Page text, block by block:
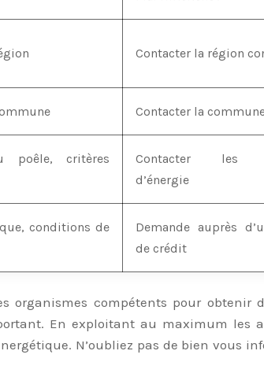
Contacter la région
Contacter la
poêle, critères
Contacter les
d’énergie
conditions de
Demande auprès
de crédit
organismes compétents pour obtenir
En exploitant au maximum les
N’oubliez pas de bien vous